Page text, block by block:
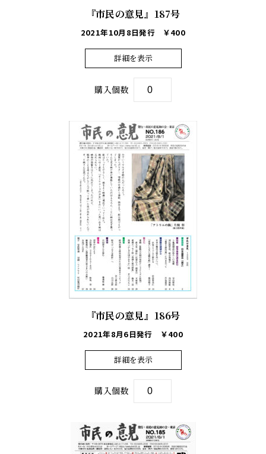
『市民の意見』187号
2021年10月8日発行 ￥400
詳細を表示
購入個数
『市民の意見』186号
2021年8月6日発行 ￥400
詳細を表示
購入個数